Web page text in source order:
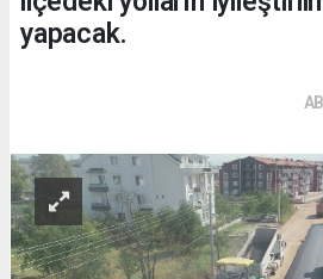
yapacak.